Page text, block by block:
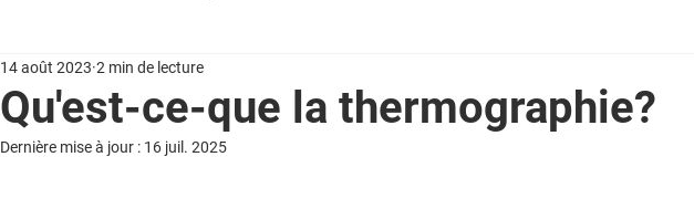
Qu'est-ce-que la thermographie?
14 août 2023 2 min de lecture
Dernière mise à jour : 16 juil. 2025